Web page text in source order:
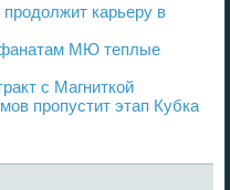
карьеру в
МЮ теплые
с Магниткой
пропустит этап Кубка